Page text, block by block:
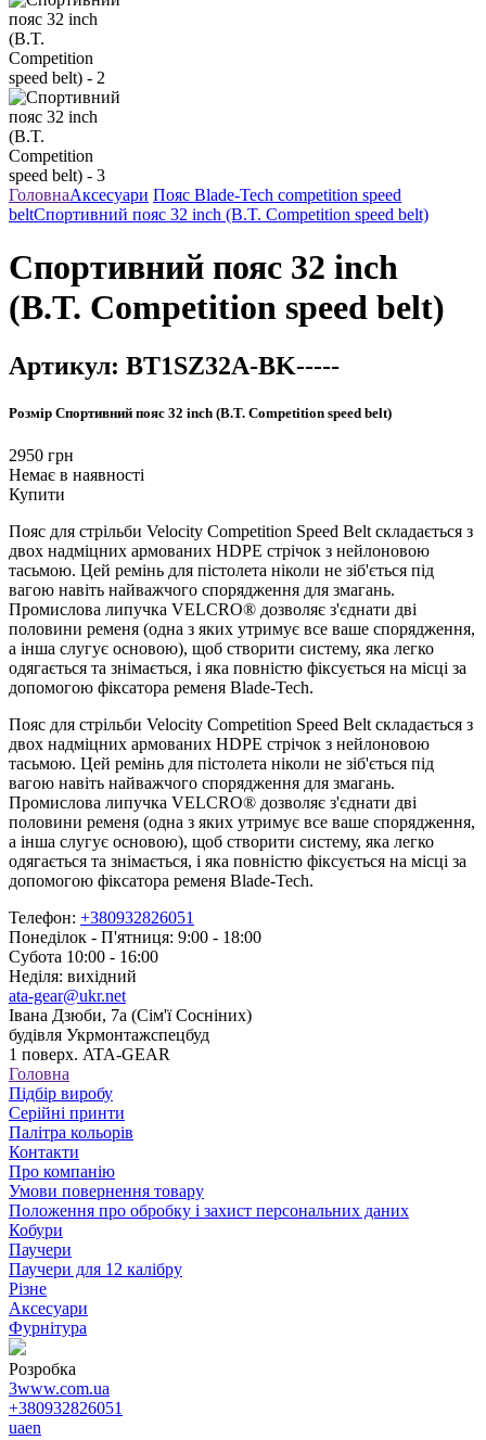
ГоловнаАксесуари Пояс Blade-Tech competition speed
beltСпортивний пояс 32 inch (B.T. Competition speed belt)
Спортивний пояс 32 inch
(B.T. Competition speed belt)
Артикул: BT1SZ32A-BK-----
Розмір Спортивний пояс 32 inch (B.T. Competition speed belt)
2950 грн
Немає в наявності
Купити
Пояс для стрільби Velocity Competition Speed Belt складається з
двох надміцних армованих HDPE стрічок з нейлоновою
тасьмою. Цей ремінь для пістолета ніколи не зіб'ється під
вагою навіть найважчого спорядження для змагань.
Промислова липучка VELCRO® дозволяє з'єднати дві
половини ременя (одна з яких утримує все ваше спорядження,
а інша слугує основою), щоб створити систему, яка легко
одягається та знімається, і яка повністю фіксується на місці за
допомогою фіксатора ременя Blade-Tech.
Пояс для стрільби Velocity Competition Speed Belt складається з
двох надміцних армованих HDPE стрічок з нейлоновою
тасьмою. Цей ремінь для пістолета ніколи не зіб'ється під
вагою навіть найважчого спорядження для змагань.
Промислова липучка VELCRO® дозволяє з'єднати дві
половини ременя (одна з яких утримує все ваше спорядження,
а інша слугує основою), щоб створити систему, яка легко
одягається та знімається, і яка повністю фіксується на місці за
допомогою фіксатора ременя Blade-Tech.
Телефон: +380932826051
Понеділок - П'ятниця: 9:00 - 18:00
Субота 10:00 - 16:00
Неділя: вихідний
ata-gear@ukr.net
Івана Дзюби, 7а (Сім'ї Сосніних)
будівля Укрмонтажспецбуд
1 поверх. ATA-GEAR
Головна
Підбір виробу
Серійні принти
Палітра кольорів
Контакти
Про компанію
Умови повернення товару
Положення про обробку і захист персональних даних
Кобури
Паучери
Паучери для 12 калібру
Різне
Аксесуари
Фурнітура
Розробка
3www.com.ua
+380932826051
uaen